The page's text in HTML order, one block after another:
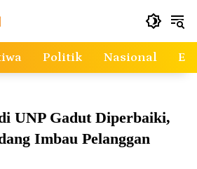
Politik Nasional
UNP Gadut Diperbaiki,
Imbau Pelanggan